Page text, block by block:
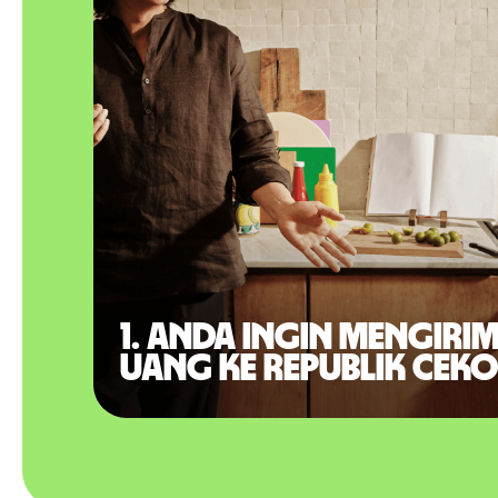
1. Anda ingin
uang ke Republik Ceko